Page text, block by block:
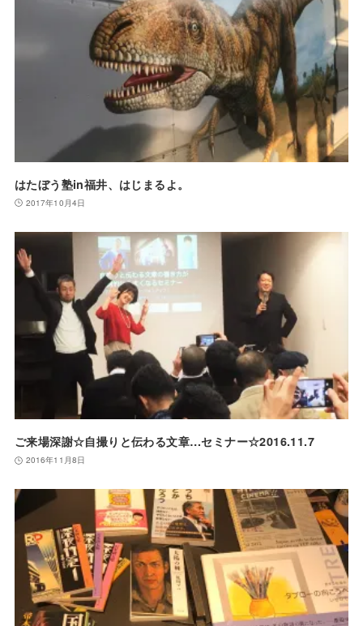
はたぼう塾in福井、はじまるよ。
2017年10月4日
ご来場深謝☆自撮りと伝わる文章…セミナー☆2016.11.7
2016年11月8日